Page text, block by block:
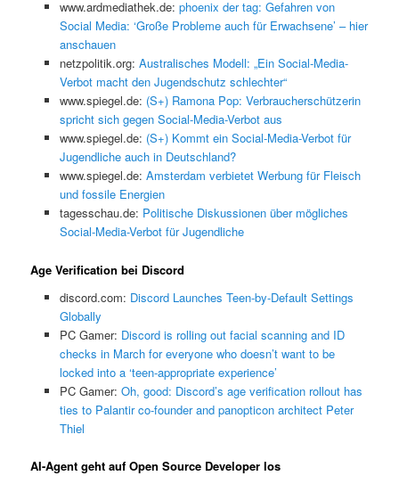
www.ardmediathek.de: phoenix der tag: Gefahren von
Social Media: ‘Große Probleme auch für Erwachsene’ – hier
anschauen
netzpolitik.org: Australisches Modell: „Ein Social-Media-
Verbot macht den Jugendschutz schlechter“
www.spiegel.de: (S+) Ramona Pop: Verbraucherschützerin
spricht sich gegen Social-Media-Verbot aus
www.spiegel.de: (S+) Kommt ein Social-Media-Verbot für
Jugendliche auch in Deutschland?
www.spiegel.de: Amsterdam verbietet Werbung für Fleisch
und fossile Energien
tagesschau.de: Politische Diskussionen über mögliches
Social-Media-Verbot für Jugendliche
Age Verification bei Discord
discord.com: Discord Launches Teen-by-Default Settings
Globally
PC Gamer: Discord is rolling out facial scanning and ID
checks in March for everyone who doesn’t want to be
locked into a ‘teen-appropriate experience’
PC Gamer: Oh, good: Discord’s age verification rollout has
ties to Palantir co-founder and panopticon architect Peter
Thiel
AI-Agent geht auf Open Source Developer los